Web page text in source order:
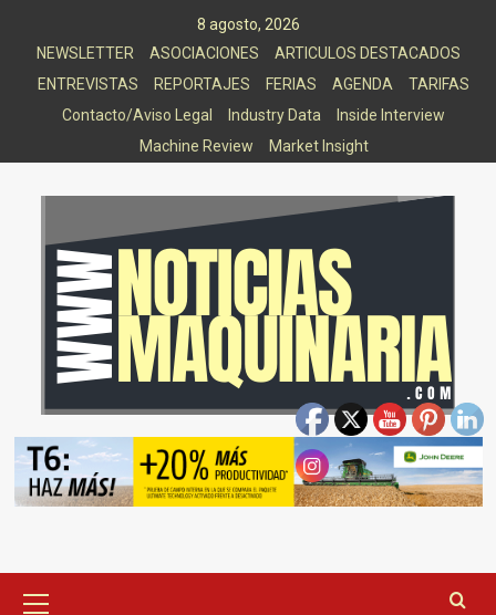
8 agosto, 2026
NEWSLETTER
ASOCIACIONES
ARTICULOS DESTACADOS
ENTREVISTAS
REPORTAJES FERIAS AGENDA
TARIFAS
Contacto/Aviso Legal
Industry Data
Inside Interview
Machine Review
Market Insight
principal